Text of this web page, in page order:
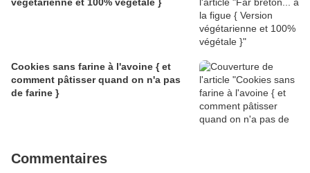
Cookies sans farine à l'avoine { et
comment pâtisser quand on n'a pas
de farine }
Commentaires